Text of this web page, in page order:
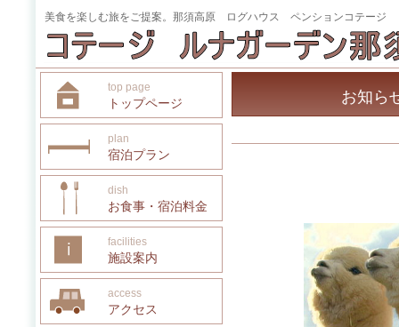
美食を楽しむ旅をご提案。那須高原 ログハウス ペンションコテージ
お知ら
top page
トップページ
plan
宿泊プラン
dish
お食事・宿泊料金
facilities
施設案内
access
アクセス